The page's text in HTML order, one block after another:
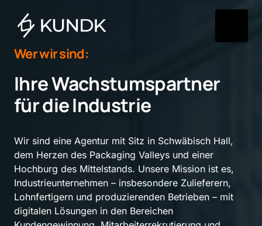
Wer wir sind:
Ihre Wachstumspartner
für die Industrie
Wir sind eine Agentur mit Sitz in Schwäbisch Hall,
dem Herzen des Packaging Valleys und einer
Hochburg des Mittelstands. Unsere Mission ist es,
Industrieunternehmen – insbesondere Zulieferern,
Lohnfertigern und produzierenden Betrieben – mit
digitalen Lösungen in den Bereichen